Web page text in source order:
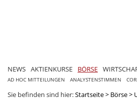
NEWS AKTIENKURSE BÖRSE
AD HOC MITTEILUNGEN ANALYSTENSTIMMEN
Sie befinden sind hier:Startseite> Börse>